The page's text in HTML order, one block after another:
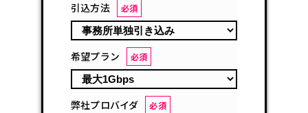
引込方法 必須
希望プラン 必須
弊社プロバイダ 必須